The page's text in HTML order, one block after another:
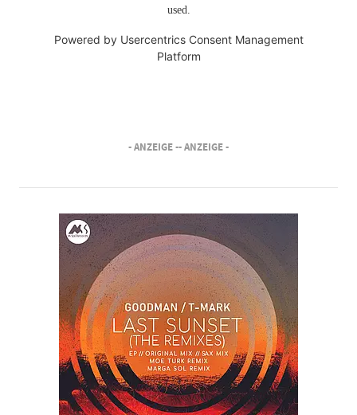
used.
Powered by Usercentrics Consent Management
Platform
- ANZEIGE -- ANZEIGE -